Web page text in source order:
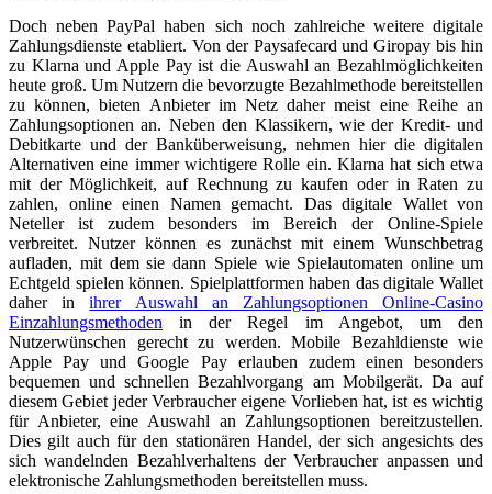
Doch neben PayPal haben sich noch zahlreiche weitere digitale
Zahlungsdienste etabliert. Von der Paysafecard und Giropay bis hin
zu Klarna und Apple Pay ist die Auswahl an Bezahlmöglichkeiten
heute groß. Um Nutzern die bevorzugte Bezahlmethode bereitstellen
zu können, bieten Anbieter im Netz daher meist eine Reihe an
Zahlungsoptionen an. Neben den Klassikern, wie der Kredit- und
Debitkarte und der Banküberweisung, nehmen hier die digitalen
Alternativen eine immer wichtigere Rolle ein. Klarna hat sich etwa
mit der Möglichkeit, auf Rechnung zu kaufen oder in Raten zu
zahlen, online einen Namen gemacht. Das digitale Wallet von
Neteller ist zudem besonders im Bereich der Online-Spiele
verbreitet. Nutzer können es zunächst mit einem Wunschbetrag
aufladen, mit dem sie dann Spiele wie Spielautomaten online um
Echtgeld spielen können. Spielplattformen haben das digitale Wallet
daher inihrer Auswahl an Zahlungsoptionen Online-Casino
Einzahlungsmethoden in der Regel im Angebot, um den
Nutzerwünschen gerecht zu werden. Mobile Bezahldienste wie
Apple Pay und Google Pay erlauben zudem einen besonders
bequemen und schnellen Bezahlvorgang am Mobilgerät. Da auf
diesem Gebiet jeder Verbraucher eigene Vorlieben hat, ist es wichtig
für Anbieter, eine Auswahl an Zahlungsoptionen bereitzustellen.
Dies gilt auch für den stationären Handel, der sich angesichts des
sich wandelnden Bezahlverhaltens der Verbraucher anpassen und
elektronische Zahlungsmethoden bereitstellen muss.